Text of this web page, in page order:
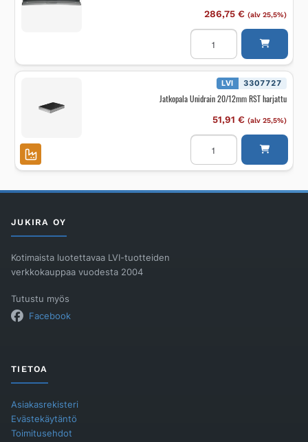
286,75 € (alv 25,5%)
Lattiakaivokaluste
Unidrain
800mm,
takaseinälaippa
RST
määrä LVI 3307727
Jatkopala Unidrain 20/12mm RST harjattu
51,91 € (alv 25,5%)
Jatkopala
Unidrain
20/12mm
RST
JUKIRA OY
Kotimaista luotettavaa LVI-tuotteiden
verkkokauppaa vuodesta 2004
Tutustu myös
Facebook
TIETOA
Asiakasrekisteri
Evästekäytäntö
Toimitusehdot